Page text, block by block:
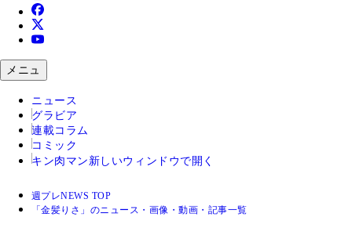
メニュ
ニュース
グラビア
連載コラム
コミック
キン肉マン 新しいウィンドウで開く
週プレNEWS TOP
「金髪りさ」のニュース・画像・動画・記事一覧